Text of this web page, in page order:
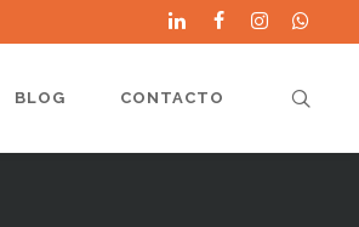
BLOG CONTACTO